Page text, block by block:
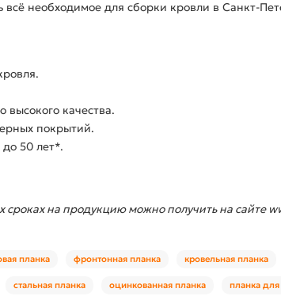
всё необходимое для сборки кровли в Санкт-
высокого качества.
покрытий.
50 лет*.
на продукцию можно получить на сайте
планка фронтонная планка кровельная планка
стальная планка оцинкованная планка планка